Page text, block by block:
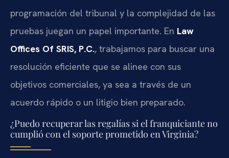
programación del tribunal y la complejidad de las
pruebas juegan un papel importante. En Law
Offices Of SRIS, P.C., trabajamos para buscar una
resolución eficiente que se alinee con sus
objetivos comerciales, ya sea a través de un
acuerdo rápido o un litigio bien preparado.
¿Puedo recuperar las regalías si el franquiciante no
cumplió con el soporte prometido en Virginia?